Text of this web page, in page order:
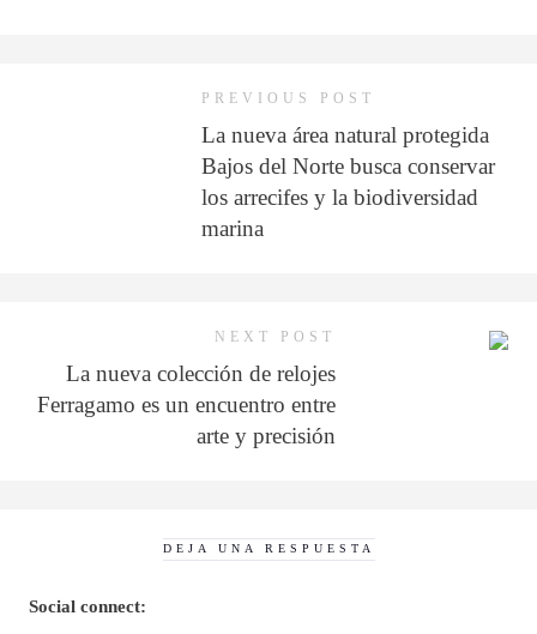
PREVIOUS POST
La nueva área natural protegida
Bajos del Norte busca conservar
los arrecifes y la biodiversidad
marina
NEXT POST
La nueva colección de relojes
Ferragamo es un encuentro entre
arte y precisión
DEJA UNA RESPUESTA
Social connect: